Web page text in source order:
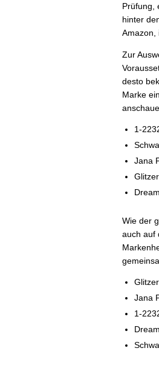
Prüfung,
hinter
Amazon,
Zur
desto
Marke
1-
Jana
Wie der
auch auf
Jana
1-